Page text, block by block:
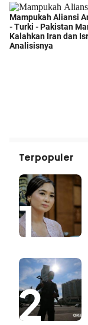
Terpopuler